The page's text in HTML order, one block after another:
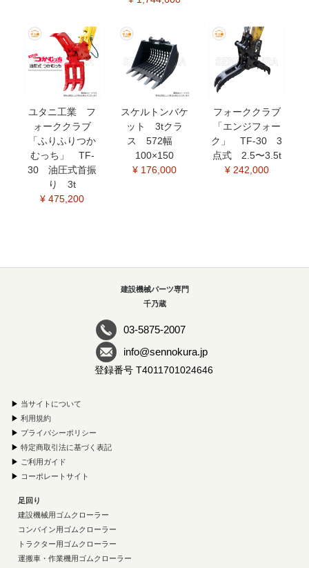
ユタニ工業 フ
ォーククラブ
「ふりふりつか
むっち」 TF-
30 油圧式首振
り 3t
¥ 475,200
スケルトンバケ
ット 3tクラ
ス 572幅
100×150
¥ 176,000
フォーククラブ
「エンジフォー
ク」 TF-30 3
点式 2.5〜3.5t
¥ 242,000
建設機械パーツ専門
千乃蔵
03-5875-2007
info@sennokura.jp
登録番号 T4011701024646
▶ 当サイトについて
▶ 利用規約
▶ プライバシーポリシー
▶ 特定商取引法に基づく表記
▶ ご利用ガイド
▶ コーポレートサイト
足回り
建設機械用ゴムクローラー
コンバイン用ゴムクローラー
トラクター用ゴムクローラー
運搬車・作業機用ゴムクローラー